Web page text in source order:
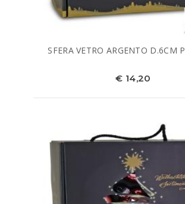
SFERA VETRO ARGENTO D.6CM
€ 14,20